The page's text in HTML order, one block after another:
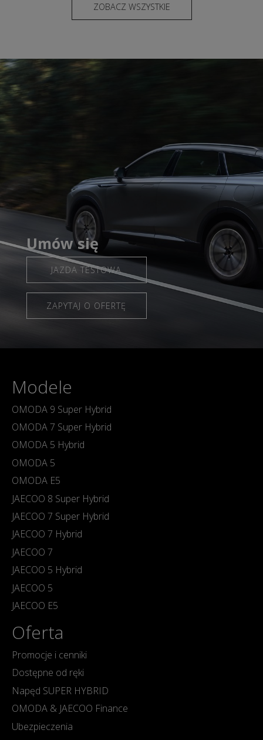
ZOBACZ WSZYSTKIE
Umów się
JAZDA TESTOWA
ZAPYTAJ O OFERTĘ
Modele
OMODA 9 Super Hybrid
OMODA 7 Super Hybrid
OMODA 5 Hybrid
OMODA 5
OMODA E5
JAECOO 8 Super Hybrid
JAECOO 7 Super Hybrid
JAECOO 7 Hybrid
JAECOO 7
JAECOO 5 Hybrid
JAECOO 5
JAECOO E5
Oferta
Promocje i cenniki
Dostępne od ręki
Napęd SUPER HYBRID
OMODA & JAECOO Finance
Ubezpieczenia